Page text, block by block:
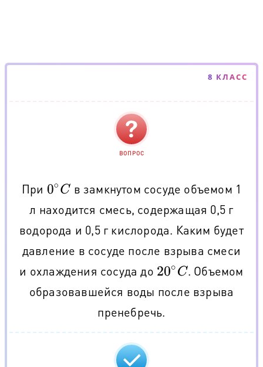
8 КЛАСС
ВОПРОС
При 0∘C в замкнутом сосуде объемом 1
л находится смесь, содержащая 0,5 г
водорода и 0,5 г кислорода. Каким будет
давление в сосуде после взрыва смеси
и охлаждения сосуда до 20∘C . Объемом
образовавшейся воды после взрыва
пренебречь.